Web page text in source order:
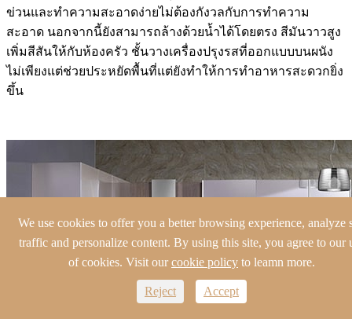
ข่วนและทำความสะอาดง่ายไม่ต้องกังวลกับการทำความ
สะอาด นอกจากนี้ยังสามารถล้างด้วยน้ำได้โดยตรง สีมันวาวสูง
เพิ่มสีสันให้กับห้องครัว ชั้นวางเครื่องปรุงรสที่ออกแบบบนผนัง
ไม่เพียงแต่ช่วยประหยัดพื้นที่แต่ยังทำให้การทำอาหารสะดวกยิ่ง
ขึ้น
We use cookies to offer you a better browsing experience, analyze
traffic and personalize content. By using this site, you agree to our
of cookies. Visit ourcookie policy to leamn more.
Reject Accept